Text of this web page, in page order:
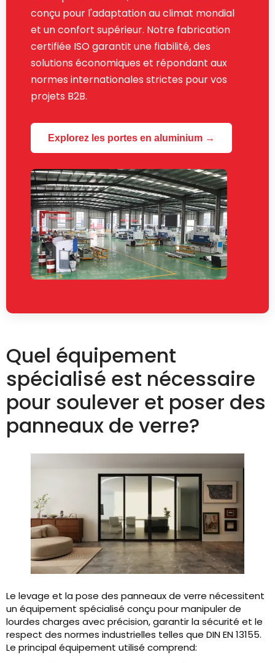
conçu pour l'adaptation au climat mondial
et un confort supérieur. Notre fabrication
certifiée ISO garantit une fiabilité, des
solutions économiques et répondant aux
normes internationales strictes pour vos
projets B2B.
Explorez les portes en aluminium →
Quel équipement
spécialisé est nécessaire
pour soulever et poser des
panneaux de verre?
Le levage et la pose des panneaux de verre nécessitent
un équipement spécialisé conçu pour manipuler de
lourdes charges avec précision, garantir la sécurité et le
respect des normes industrielles telles que DIN EN 13155.
Le principal équipement utilisé comprend: